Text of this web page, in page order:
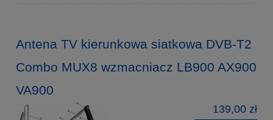
Antena TV kierunkowa siatkowa DVB-T2
Combo MUX8 wzmacniacz LB900 AX900
VA900
139,00 zł